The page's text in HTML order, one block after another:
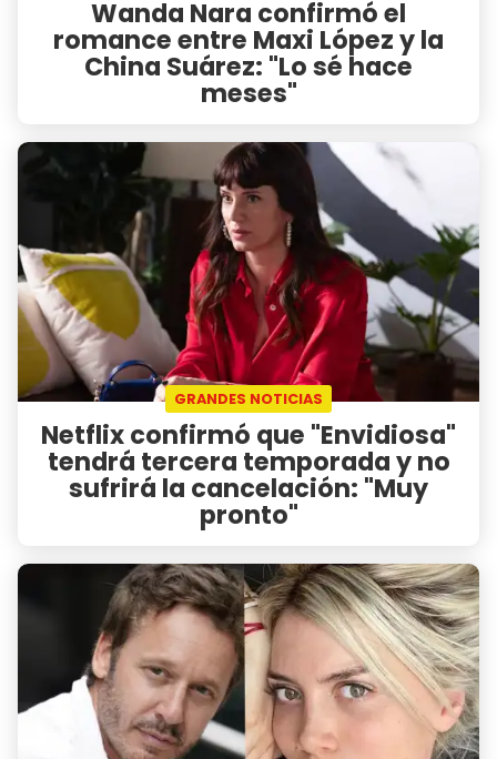
Wanda Nara confirmó el
romance entre Maxi López y la
China Suárez: "Lo sé hace
meses"
GRANDES NOTICIAS
Netflix confirmó que "Envidiosa"
tendrá tercera temporada y no
sufrirá la cancelación: "Muy
pronto"